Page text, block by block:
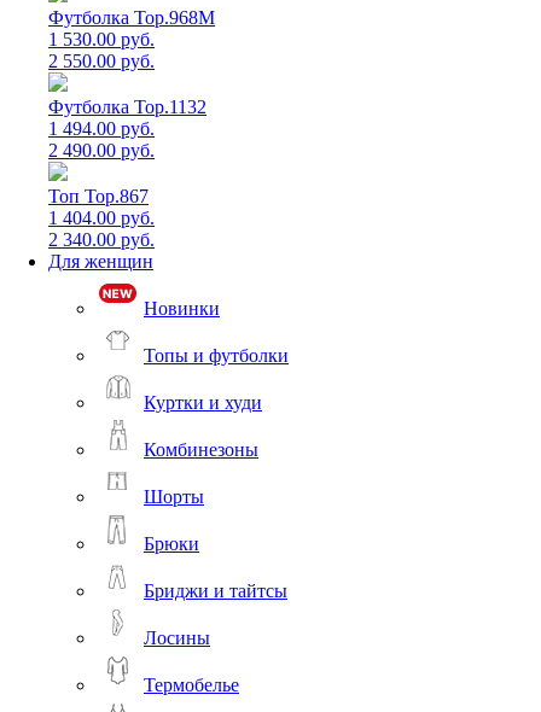
Футболка Top.968M
1 530.00 руб.
2 550.00 руб.
Футболка Top.1132
1 494.00 руб.
2 490.00 руб.
Топ Top.867
1 404.00 руб.
2 340.00 руб.
Для женщин
Новинки
Топы и футболки
Куртки и худи
Комбинезоны
Шорты
Брюки
Бриджи и тайтсы
Лосины
Термобелье